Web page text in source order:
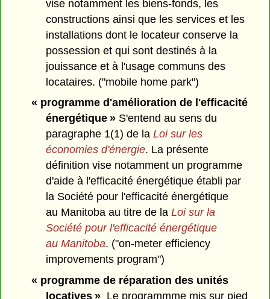
vise notamment les biens-fonds, les
constructions ainsi que les services et les
installations dont le locateur conserve la
possession et qui sont destinés à la
jouissance et à l'usage communs des
locataires. ("mobile home park")
« programme d'amélioration de l'efficacité
énergétique » S'entend au sens du
paragraphe 1(1) de laLoi sur les
économies d'énergie. La présente
définition vise notamment un programme
d'aide à l'efficacité énergétique établi par
la Société pour l'efficacité énergétique
au Manitoba au titre de laLoi sur la
Société pour l'efficacité énergétique
au Manitoba. ("on-meter efficiency
improvements program")
« programme de réparation des unités
locatives » Le programmme mis sur pied